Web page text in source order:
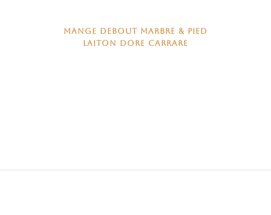
MANGE DEBOUT MARBRE & PIED
LAITON DORE CARRARE